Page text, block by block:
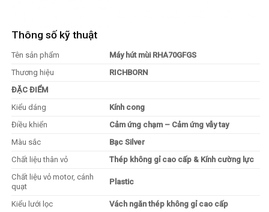
Thông số kỹ thuật
Tên sản phẩm
Máy hút mùi RHA70GFGS
Thương hiệu
RICHBORN
ĐẶC ĐIỂM
Kiểu dáng
Kính cong
Điều khiển
Cảm ứng chạm – Cảm ứng vẫy tay
Màu sắc
Bạc Silver
Chất liệu thân vỏ
Thép không gỉ cao cấp & Kính cường lực
Chất liệu vỏ motor, cánh
quạt
Plastic
Kiểu lưới lọc
Vách ngăn thép không gỉ cao cấp